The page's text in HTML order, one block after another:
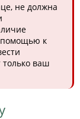
не должна
помощью к
только ваш